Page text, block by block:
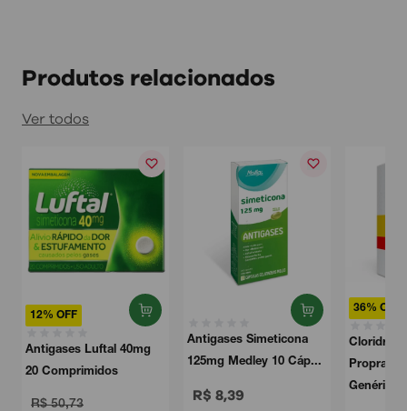
Produtos relacionados
Ver todos
R$ 8,39
Cloridrato de
Propranolol 40mg
Genérico ...